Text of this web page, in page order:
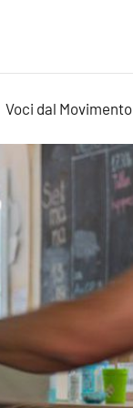
Voci dal Movimento